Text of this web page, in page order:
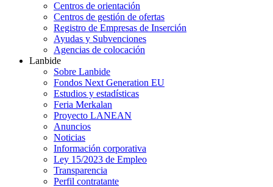
Centros de orientación
Centros de gestión de ofertas
Registro de Empresas de Inserción
Ayudas y Subvenciones
Agencias de colocación
Lanbide
Sobre Lanbide
Fondos Next Generation EU
Estudios y estadísticas
Feria Merkalan
Proyecto LANEAN
Anuncios
Noticias
Información corporativa
Ley 15/2023 de Empleo
Transparencia
Perfil contratante